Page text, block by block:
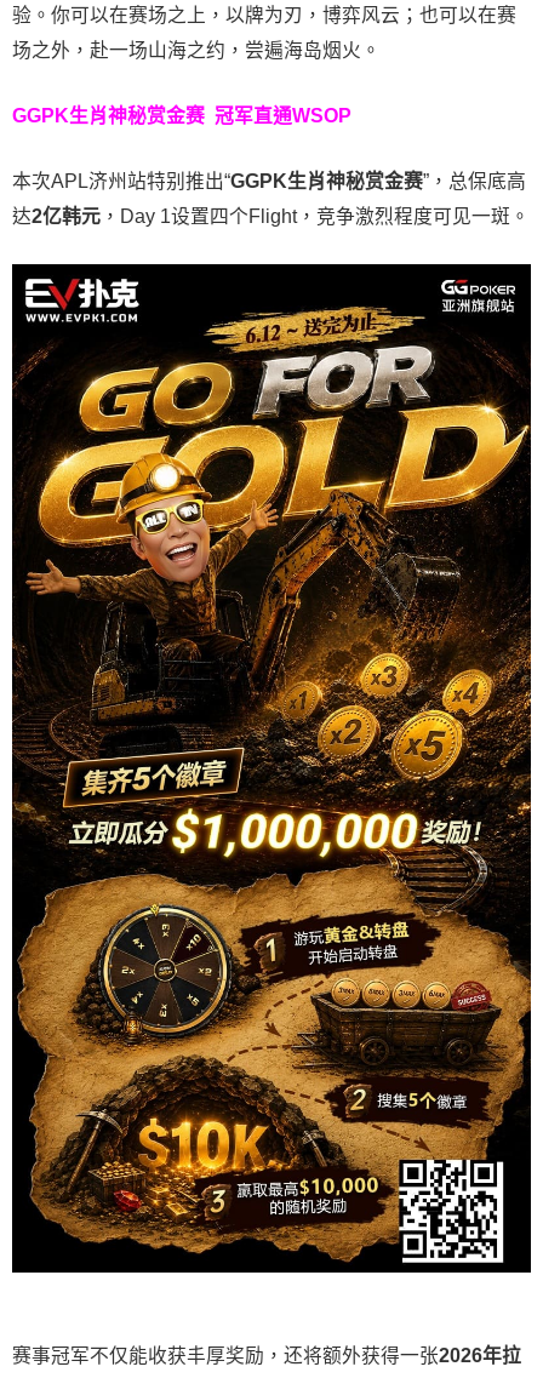
验。 你可以在赛场之上，以牌为刃，博弈风云；也可以在赛
场之外，赴一场山海之约，尝遍海岛烟火。
GGPK生肖神秘赏金赛 冠军直通WSOP
本次APL济州站特别推出“GGPK生肖神秘赏金赛”，总保底高
达2亿韩元 ，Day 1设置四个Flight，竞争激烈程度可见一斑。
赛事冠军不仅能收获丰厚奖励，还将额外获得一张2026年拉